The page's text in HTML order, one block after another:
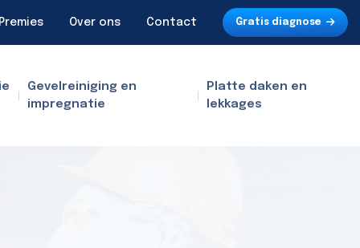
Over ons Contact Gratis diagnose
Gevelreiniging en
impregnatie
Platte daken en
lekkages